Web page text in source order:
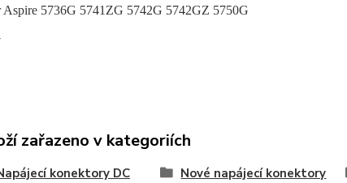
Aspire 5736G 5741ZG 5742G 5742GZ 5750G
zařazeno v kategoriích
konektory DC
Nové napájecí konektory